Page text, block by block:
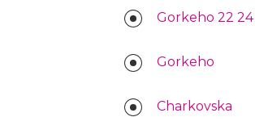
Gorkeho 22 24
Gorkeho
Charkovska